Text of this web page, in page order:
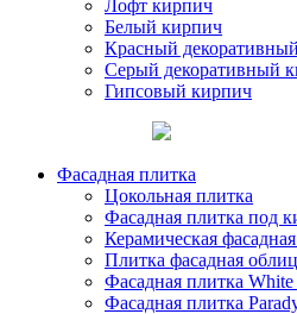
Лофт кирпич
Белый кирпич
Красный
Серый декоративный
Гипсовый кирпич
Фасадная плитка
Цокольная плитка
Фасадная плитка под
Керамическая
Плитка фасадная
Фасадная плитка
Фасадная плитка